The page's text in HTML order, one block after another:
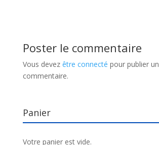
Poster le commentaire
Vous devez être connecté pour publier un
commentaire.
Panier
Votre panier est vide.